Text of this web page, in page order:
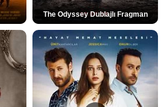
The Odyssey Dublajlı Fragman